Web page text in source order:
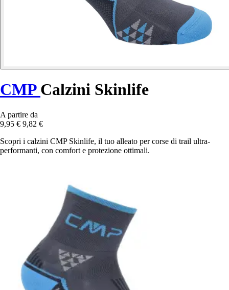
CMP Calzini Skinlife
A partire da
9,95 € 9,82 €
Scopri i calzini CMP Skinlife, il tuo alleato per corse di trail ultra-
performanti, con comfort e protezione ottimali.